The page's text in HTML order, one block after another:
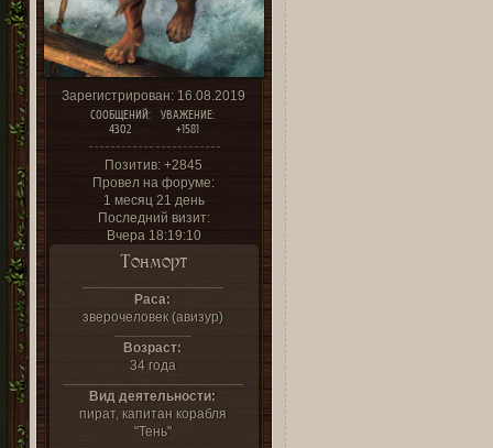
Зарегистрирован: 16.08.2019
СООБЩЕНИЙ:
4302
УВАЖЕНИЕ:
+1581
Позитив: +2845
Провел на форуме:
1 месяц 21 день
Последний визит:
Вчера 18:19:10
Тонморт
Раса:
зверочеловек (авизур)
Возраст:
34 года
Вид деятельности:
пират, капитан корабля
"Тень"